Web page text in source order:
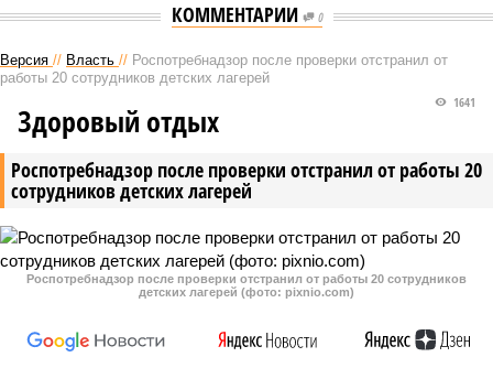
КОММЕНТАРИИ 0
Версия // Власть // Роспотребнадзор после проверки отстранил от
работы 20 сотрудников детских лагерей
Роспотребнадзор после проверки отстранил от работы 20
сотрудников детских лагерей
1641
Здоровый отдых
Роспотребнадзор после проверки отстранил от работы 20 сотрудников
детских лагерей (фото: pixnio.com)